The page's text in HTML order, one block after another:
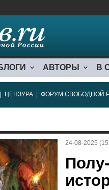
АВТОРЫ В
ЦЕНЗУРА ФОРУМ СВОБОДНОЙ
24-08-2025